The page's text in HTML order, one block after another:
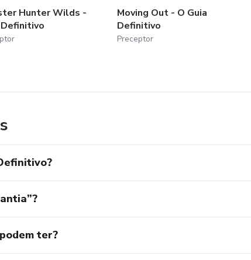
Hunter Wilds -
Definitivo
Moving Out - O Guia
Definitivo
Preceptor
ter?